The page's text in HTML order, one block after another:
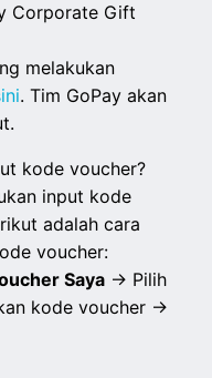
Corporate Gift
melakukan
. Tim GoPay akan
kode voucher?
input kode
adalah cara
voucher:
Saya → Pilih
kode voucher →